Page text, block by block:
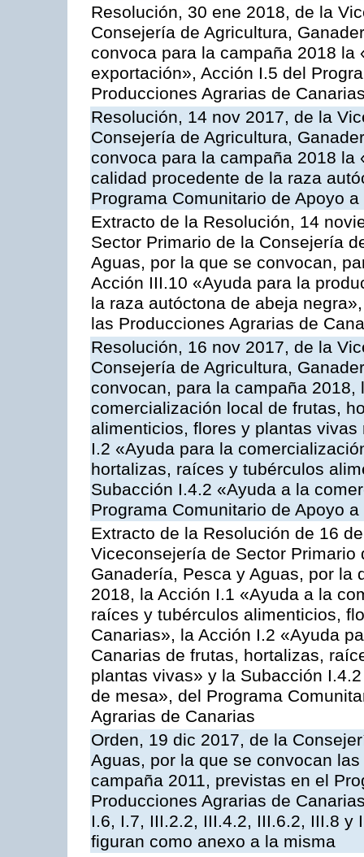
Resolución, 30 ene 2018, de la
Consejería de Agricultura,
convoca para la campaña 2018
exportación», Acción I.5 del
Producciones Agrarias de
Resolución, 14 nov 2017, de la
Consejería de Agricultura,
convoca para la campaña 2018
calidad procedente de la raza
Programa Comunitario de Apoyo
Extracto de la Resolución, 14
Sector Primario de la Consejería
Aguas, por la que se convocan,
Acción III.10 «Ayuda para la
la raza autóctona de abeja
las Producciones Agrarias de
Resolución, 16 nov 2017, de la
Consejería de Agricultura,
convocan, para la campaña 2018,
comercialización local de frutas,
alimenticios, flores y plantas
I.2 «Ayuda para la
hortalizas, raíces y tubérculos
Subacción I.4.2 «Ayuda a la
Programa Comunitario de Apoyo
Extracto de la Resolución de 16
Viceconsejería de Sector
Ganadería, Pesca y Aguas, por la
2018, la Acción I.1 «Ayuda a la
raíces y tubérculos alimenticios,
Canarias», la Acción I.2 «Ayuda
Canarias de frutas, hortalizas,
plantas vivas» y la Subacción
de mesa», del Programa
Agrarias de Canarias
Orden, 19 dic 2017, de la
Aguas, por la que se convocan
campaña 2011, previstas en el
Producciones Agrarias de
I.6, I.7, III.2.2, III.4.2, III.6.2, III.8 y
figuran como anexo a la misma